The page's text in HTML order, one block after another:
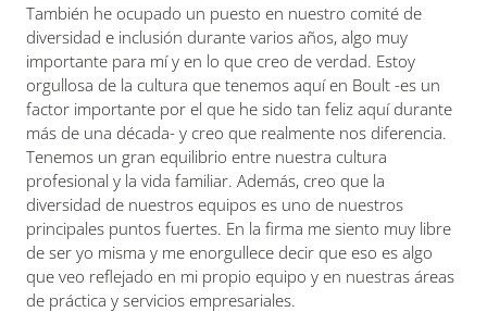
También he ocupado un puesto en nuestro comité de
diversidad e inclusión durante varios años, algo muy
importante para mí y en lo que creo de verdad. Estoy
orgullosa de la cultura que tenemos aquí en Boult -es un
factor importante por el que he sido tan feliz aquí durante
más de una década- y creo que realmente nos diferencia.
Tenemos un gran equilibrio entre nuestra cultura
profesional y la vida familiar. Además, creo que la
diversidad de nuestros equipos es uno de nuestros
principales puntos fuertes. En la firma me siento muy libre
de ser yo misma y me enorgullece decir que eso es algo
que veo reflejado en mi propio equipo y en nuestras áreas
de práctica y servicios empresariales.